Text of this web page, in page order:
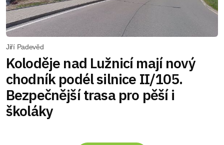
Jiří Padevěd
Koloděje nad Lužnicí mají nový
chodník podél silnice II/105.
Bezpečnější trasa pro pěší i
školáky